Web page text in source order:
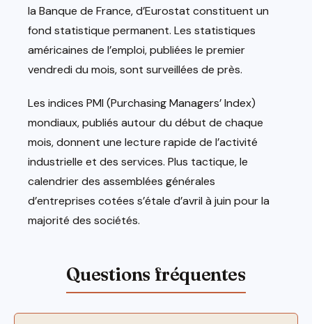
la Banque de France, d’Eurostat constituent un
fond statistique permanent. Les statistiques
américaines de l’emploi, publiées le premier
vendredi du mois, sont surveillées de près.
Les indices PMI (Purchasing Managers’ Index)
mondiaux, publiés autour du début de chaque
mois, donnent une lecture rapide de l’activité
industrielle et des services. Plus tactique, le
calendrier des assemblées générales
d’entreprises cotées s’étale d’avril à juin pour la
majorité des sociétés.